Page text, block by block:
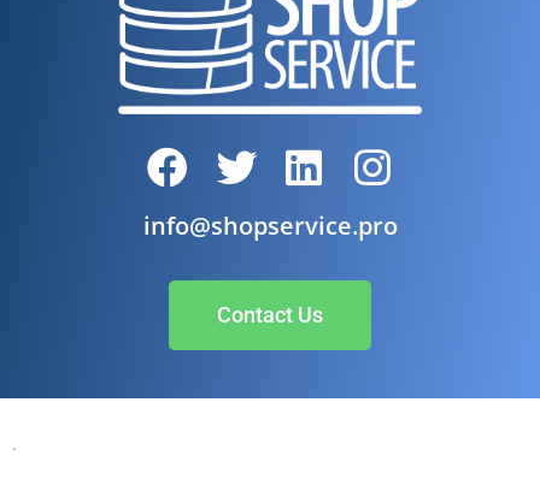
info@shopservice.pro
Contact Us
.